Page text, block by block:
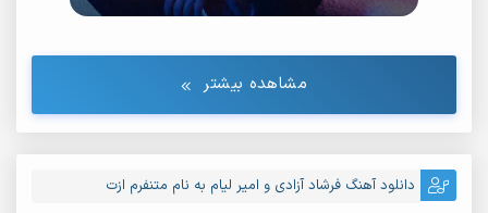
مشاهده بیشتر
دانلود آهنگ فرشاد آزادی و امیر لیام به نام متنفرم ازت